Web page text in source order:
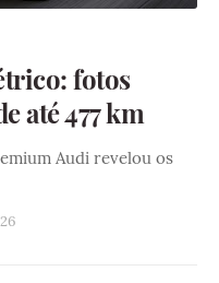
fotos
até 477 km
Audi revelou os